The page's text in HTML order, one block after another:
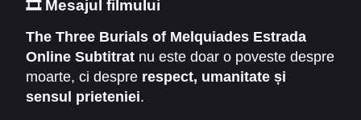
🎞️ Mesajul filmului
The Three Burials of Melquiades Estrada
Online Subtitrat nu este doar o poveste despre
moarte, ci despre respect, umanitate și
sensul prieteniei.